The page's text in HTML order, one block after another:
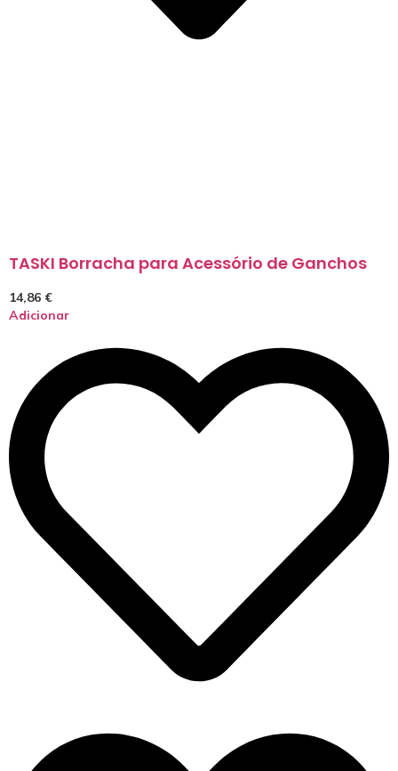
TASKI Borracha para Acessório de Ganchos
14,86 €
Adicionar